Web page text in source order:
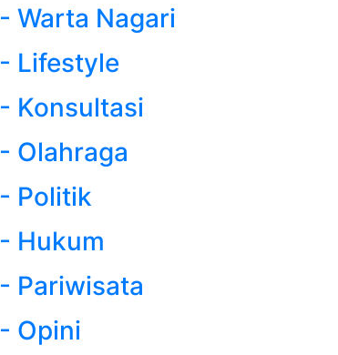
- Warta Nagari
- Lifestyle
- Konsultasi
- Olahraga
- Politik
- Hukum
- Pariwisata
- Opini